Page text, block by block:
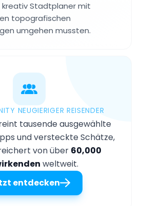
kreativ Stadtplaner mit
topografischen
umgehen mussten.
NEUGIERIGER REISENDER
tausende ausgewählte
und versteckte Schätze,
von über 60,000
weltweit.
entdecken